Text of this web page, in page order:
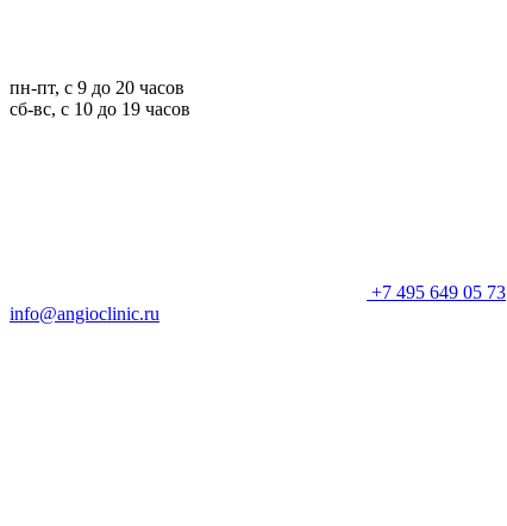
пн-пт, с 9 до 20 часов
сб-вс, с 10 до 19 часов
+7 495 649 05 73
info@angioclinic.ru